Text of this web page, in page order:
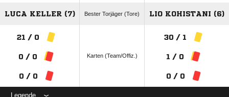
LUCA KELLER (7) Bester Torjäger (Tore) LIO KOHISTANI (6)
21 / 0
0 / 0
0 / 0
Karten (Team/Offiz.)
30 / 1
1 / 0
0 / 0
Legende